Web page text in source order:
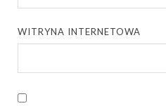
WITRYNA INTERNETOWA